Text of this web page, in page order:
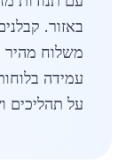
באזור.
עמידה
על תהליכים